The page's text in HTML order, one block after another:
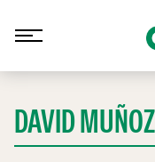
DAVID MUÑOZ